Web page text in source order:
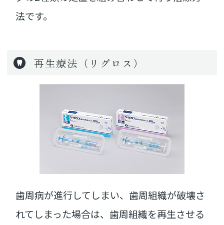
法です。
再生療法（リグロス）
歯周病が進行してしまい、歯周組織が破壊さ
れてしまった場合は、歯周組織を再生させる